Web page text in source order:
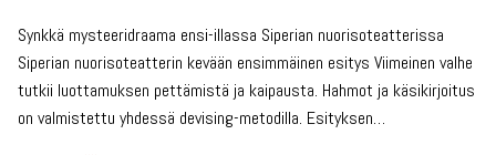
Synkkä mysteeridraama ensi-illassa Siperian nuorisoteatterissa
Siperian nuorisoteatterin kevään ensimmäinen esitys Viimeinen valhe
tutkii luottamuksen pettämistä ja kaipausta. Hahmot ja käsikirjoitus
on valmistettu yhdessä devising-metodilla. Esityksen…